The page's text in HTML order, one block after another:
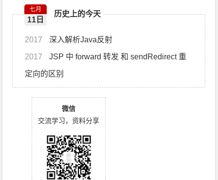
历史上的今天
七月
11日
2017 深入解析Java反射
2017 JSP 中 forward 转发 和 sendRedirect 重
定向的区别
微信
交流学习，资料分享